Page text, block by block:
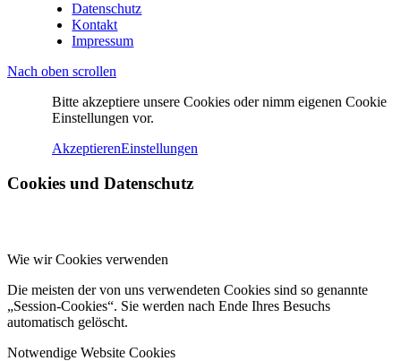
Datenschutz
Kontakt
Impressum
Nach oben scrollen
Bitte akzeptiere unsere Cookies oder nimm eigenen Cookie
Einstellungen vor.
AkzeptierenEinstellungen
Cookies und Datenschutz
Wie wir Cookies verwenden
Die meisten der von uns verwendeten Cookies sind so genannte
„Session-Cookies“. Sie werden nach Ende Ihres Besuchs
automatisch gelöscht.
Notwendige Website Cookies